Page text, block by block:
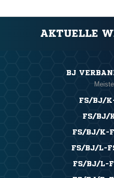
AKTUELLE
BJ
FS/BJ/
FS/BJ/
FS/BJ/K-
FS/BJ/L-
FS/BJ/L-